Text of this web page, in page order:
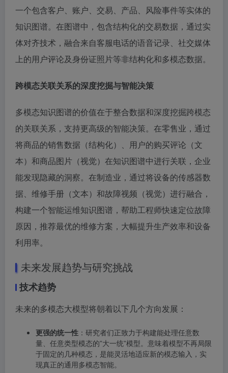
一个包含客户、账户、交易、产品、风险事件等实体的
知识图谱。在图谱中，包含结构化的交易数据，通过实
体对齐技术，融合来自客服电话的语音记录、社交媒体
上的用户评论及身份证照片等非结构化和多模态数据。
跨模态关联关系的深度挖掘与智能决策
多模态知识图谱的价值在于整合数据和深度挖掘跨模态
的关联关系，支持更高级的智能决策。在零售业，通过
将商品的销售数据（结构化）、用户的购买评论（文
本）和商品图片（视觉）在知识图谱中进行关联，企业
能发现隐藏的洞察。在制造业，通过将设备的传感器数
据、维修手册（文本）和故障视频（视觉）进行融合，
构建一个智能运维知识图谱，帮助工程师快速定位故障
原因，推荐最优的维修方案，大幅提升生产效率和设备
利用率。
未来发展趋势与研究挑战
技术趋势
未来的多模态大模型将朝着以下几个方向发展：
更强的统一性 ：研究者们正致力于构建能处理任意数
量、任意类型模态的”大一统”模型。意味着模型不再局限
于固定的几种模态，是能灵活地适应新的模态输入，实
现真正的通用多模态智能。